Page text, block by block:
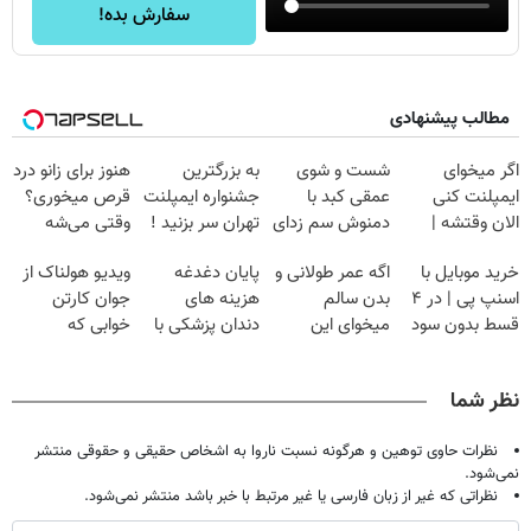
سفارش بده!
مطالب پیشنهادی
اگر میخوای
ایمپلنت کنی
الان وقتشه |
میلیون تومان!!!
شست و شوی
عمقی کبد با
دمنوش سم زدای
به بزرگترین
جشنواره ایمپلنت
تهران سر بزنید !
میلیون !
هنوز برای زانو درد
قرص میخوری؟
وقتی می‌شه
درمانش کرد؟؟؟؟
خرید موبایل با
اسنپ پی | در ۴
قسط بدون سود
اگه عمر طولانی و
بدن سالم
میخوای این
پایان دغدغه
هزینه های
دندان پزشکی با
ویدیو هولناک از
جوان کارتن
خوابی که
نظر شما
نظرات حاوی توهین و هرگونه نسبت ناروا به اشخاص حقیقی و حقوقی منتشر
نمی‌شود.
نظراتی که غیر از زبان فارسی یا غیر مرتبط با خبر باشد منتشر نمی‌شود.